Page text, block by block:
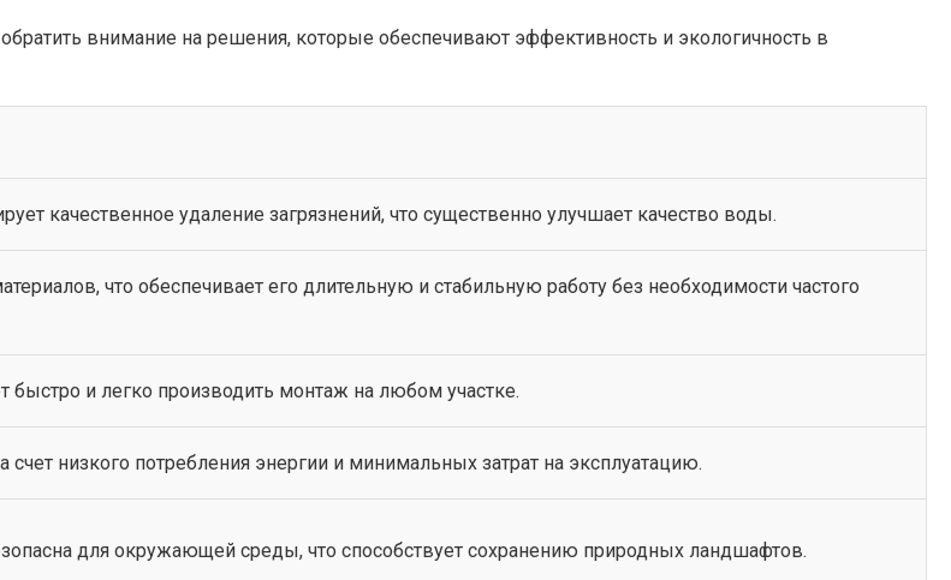
внимание на решения, которые обеспечивают эффективность и экологичность в
качественное удаление загрязнений, что существенно улучшает качество воды.
что обеспечивает его длительную и стабильную работу без необходимости частого
быстро и легко производить монтаж на любом участке.
низкого потребления энергии и минимальных затрат на эксплуатацию.
для окружающей среды, что способствует сохранению природных ландшафтов.